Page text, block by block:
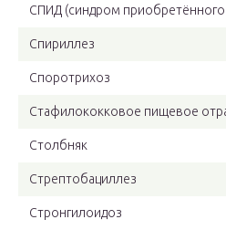
СПИД (синдром
Спириллез
Споротрихоз
Стафилококковое пищевое
Столбняк
Стрептобациллез
Стронгилоидоз